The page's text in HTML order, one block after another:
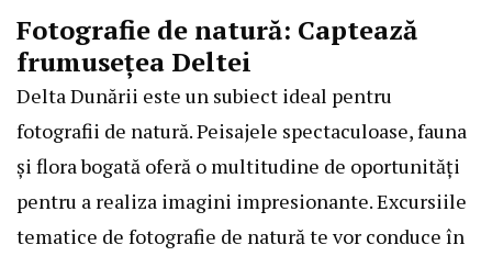
Fotografie de natură: Captează
frumusețea Deltei
Delta Dunării este un subiect ideal pentru
fotografii de natură. Peisajele spectaculoase, fauna
și flora bogată oferă o multitudine de oportunități
pentru a realiza imagini impresionante. Excursiile
tematice de fotografie de natură te vor conduce în